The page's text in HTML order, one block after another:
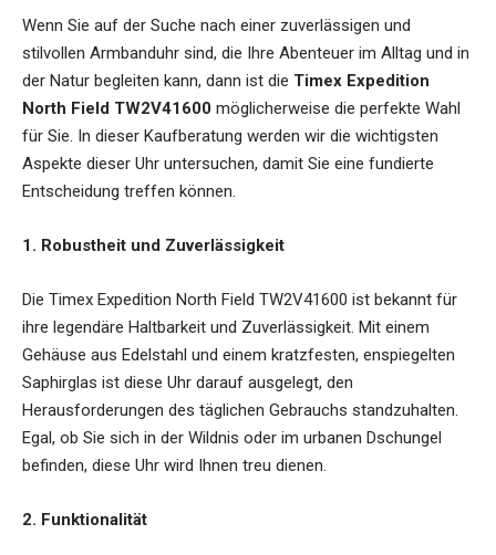
Wenn Sie auf der Suche nach einer zuverlässigen und
stilvollen Armbanduhr sind, die Ihre Abenteuer im Alltag und in
der Natur begleiten kann, dann ist die Timex Expedition
North Field TW2V41600 möglicherweise die perfekte Wahl
für Sie. In dieser Kaufberatung werden wir die wichtigsten
Aspekte dieser Uhr untersuchen, damit Sie eine fundierte
Entscheidung treffen können.
1. Robustheit und Zuverlässigkeit
Die Timex Expedition North Field TW2V41600 ist bekannt für
ihre legendäre Haltbarkeit und Zuverlässigkeit. Mit einem
Gehäuse aus Edelstahl und einem kratzfesten, enspiegelten
Saphirglas ist diese Uhr darauf ausgelegt, den
Herausforderungen des täglichen Gebrauchs standzuhalten.
Egal, ob Sie sich in der Wildnis oder im urbanen Dschungel
befinden, diese Uhr wird Ihnen treu dienen.
2. Funktionalität